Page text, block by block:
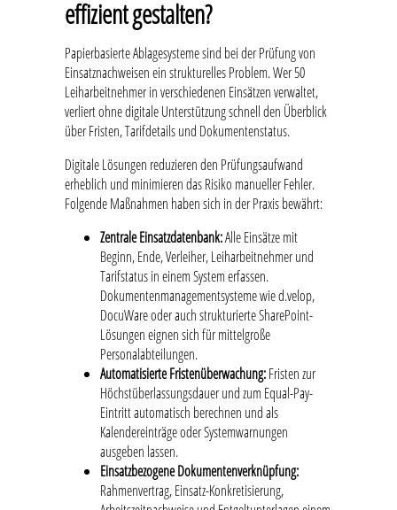
effizient gestalten?
Papierbasierte Ablagesysteme sind bei der Prüfung von
Einsatznachweisen ein strukturelles Problem. Wer 50
Leiharbeitnehmer in verschiedenen Einsätzen verwaltet,
verliert ohne digitale Unterstützung schnell den Überblick
über Fristen, Tarifdetails und Dokumentenstatus.
Digitale Lösungen reduzieren den Prüfungsaufwand
erheblich und minimieren das Risiko manueller Fehler.
Folgende Maßnahmen haben sich in der Praxis bewährt:
Zentrale Einsatzdatenbank:Alle Einsätze mit
Beginn, Ende, Verleiher, Leiharbeitnehmer und
Tarifstatus in einem System erfassen.
Dokumentenmanagementsysteme wie d.velop,
DocuWare oder auch strukturierte SharePoint-
Lösungen eignen sich für mittelgroße
Personalabteilungen.
Automatisierte Fristenüberwachung:Fristen zur
Höchstüberlassungsdauer und zum Equal-Pay-
Eintritt automatisch berechnen und als
Kalendereinträge oder Systemwarnungen
ausgeben lassen.
Einsatzbezogene Dokumentenverknüpfung:
Rahmenvertrag, Einsatz-Konkretisierung,